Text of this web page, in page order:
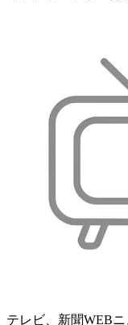
テレビ、新聞WEB